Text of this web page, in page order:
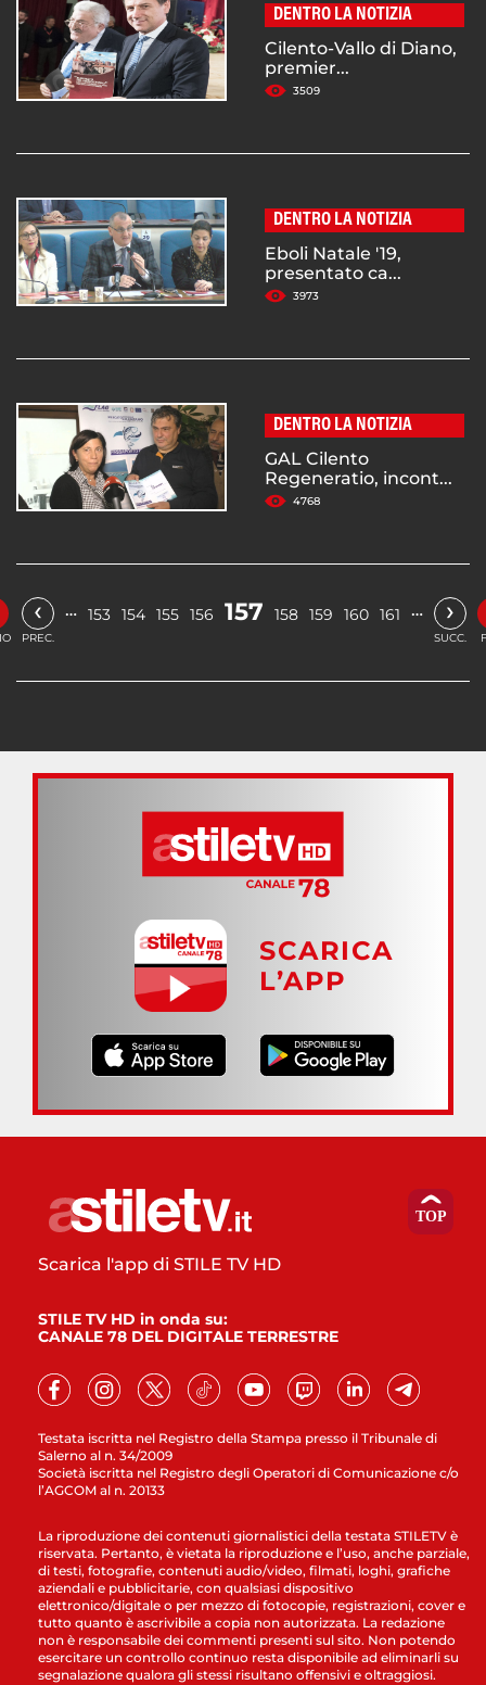
DENTRO LA NOTIZIA
Cilento-Vallo di Diano,
premier...
3509
DENTRO LA NOTIZIA
Eboli Natale '19,
presentato ca...
3973
DENTRO LA NOTIZIA
GAL Cilento
Regeneratio, incont...
4768
‹
PREC.
… 153 154 155 156 157 158 159 160 161 … ›
SUCC.
SCARICA
L’APP
Testata iscritta nel Registro della Stampa presso il Tribunale di
Salerno al n. 34/2009
Società iscritta nel Registro degli Operatori di Comunicazione c/o
l’AGCOM al n. 20133
Scarica l'app di STILE TV HD
STILE TV HD in onda su:
CANALE 78 DEL DIGITALE TERRESTRE
La riproduzione dei contenuti giornalistici della testata STILETV è
riservata. Pertanto, è vietata la riproduzione e l’uso, anche parziale,
di testi, fotografie, contenuti audio/video, filmati, loghi, grafiche
aziendali e pubblicitarie, con qualsiasi dispositivo
elettronico/digitale o per mezzo di fotocopie, registrazioni, cover e
tutto quanto è ascrivibile a copia non autorizzata. La redazione
non è responsabile dei commenti presenti sul sito. Non potendo
esercitare un controllo continuo resta disponibile ad eliminarli su
segnalazione qualora gli stessi risultano offensivi e oltraggiosi.